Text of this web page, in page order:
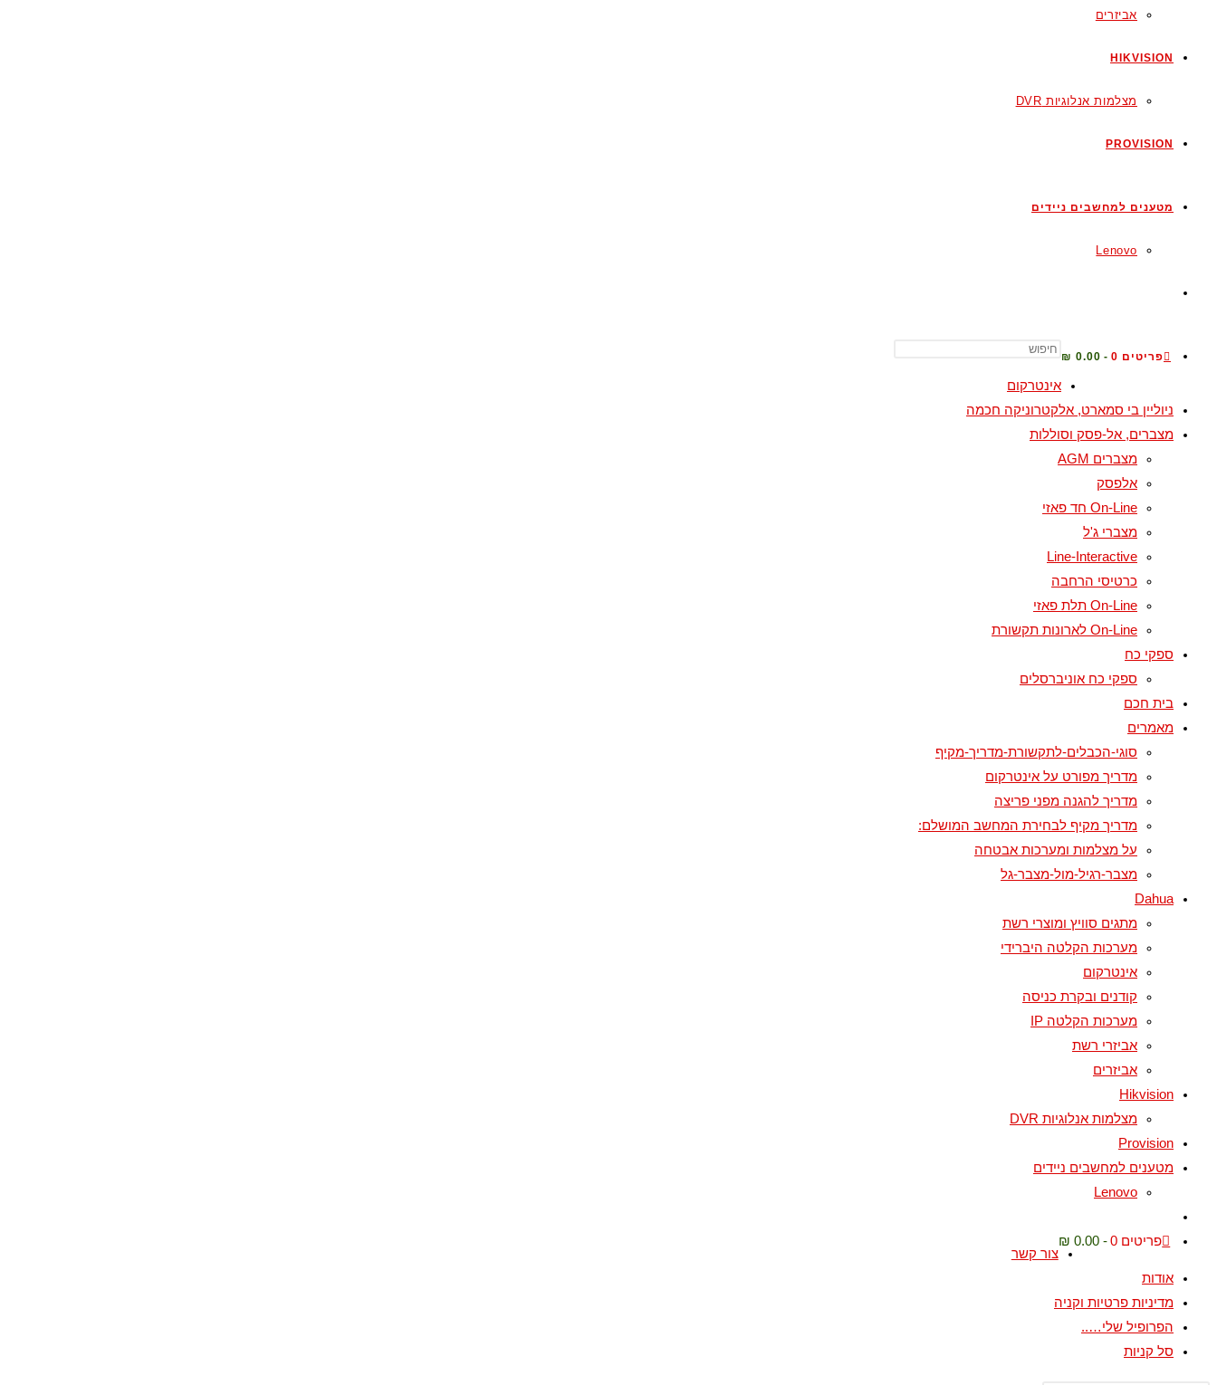
אביזרים
HIKVISION
מצלמות אנלוגיות DVR
PROVISION
מטענים למחשבים ניידים
Lenovo
פריטים 0 0.00 ₪
אינטרקום
ניוליין בי סמארט, אלקטרוניקה חכמה
מצברים, אל-פסק וסוללות
מצברים AGM
אלפסק
On-Line חד פאזי
מצברי ג'ל
Line-Interactive
כרטיסי הרחבה
On-Line תלת פאזי
On-Line לארונות תקשורת
ספקי כח
ספקי כח אוניברסלים
בית חכם
מאמרים
סוגי-הכבלים-לתקשורת-מדריך-מקיף
מדריך מפורט על אינטרקום
מדריך להגנה מפני פריצה
מדריך מקיף לבחירת המחשב המושלם:
על מצלמות ומערכות אבטחה
מצבר-רגיל-מול-מצבר-גל
Dahua
מתגים סוויץ ומוצרי רשת
מערכות הקלטה היברידי
אינטרקום
קודנים ובקרת כניסה
מערכות הקלטה IP
אביזרי רשת
אביזרים
Hikvision
מצלמות אנלוגיות DVR
Provision
מטענים למחשבים ניידים
Lenovo
פריטים 0
0.00 ₪
צור קשר
אודות
מדיניות פרטיות וקניה
הפרופיל שלי…..
סל קניות